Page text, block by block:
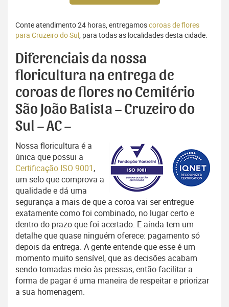
Conte atendimento 24 horas, entregamoscoroas de flores
para Cruzeiro do Sul, para todas as localidades desta cidade.
Diferenciais da nossa
floricultura na entrega de
coroas de flores no Cemitério
São João Batista – Cruzeiro do
Sul – AC –
Nossa floricultura é a
única que possui a
Certificação ISO 9001,
um selo que comprova a
qualidade e dá uma
segurança a mais de que a coroa vai ser entregue
exatamente como foi combinado, no lugar certo e
dentro do prazo que foi acertado. E ainda tem um
detalhe que quase ninguém oferece: pagamento só
depois da entrega. A gente entende que esse é um
momento muito sensível, que as decisões acabam
sendo tomadas meio às pressas, então facilitar a
forma de pagar é uma maneira de respeitar e priorizar
a sua homenagem.